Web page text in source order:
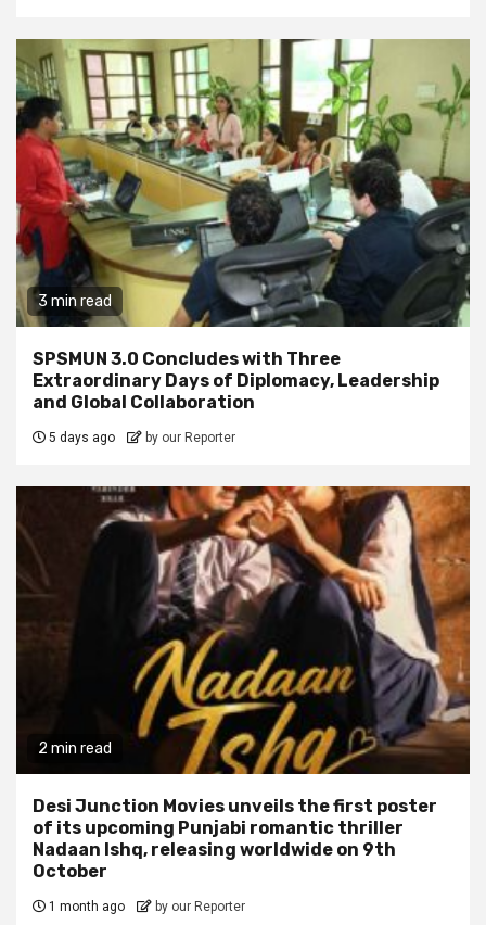
3 min read
SPSMUN 3.0 Concludes with Three
Extraordinary Days of Diplomacy, Leadership
and Global Collaboration
5 days ago by our Reporter
2 min read
Desi Junction Movies unveils the first poster
of its upcoming Punjabi romantic thriller
Nadaan Ishq, releasing worldwide on 9th
October
1 month ago by our Reporter